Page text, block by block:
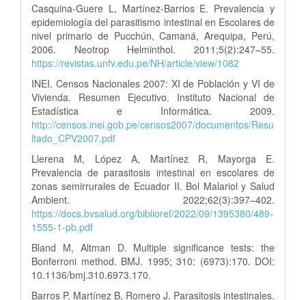
Casquina-Guere L, Martínez-Barrios E. Prevalencia y
epidemiología del parasitismo intestinal en Escolares de
nivel primario de Pucchún, Camaná, Arequipa, Perú,
2006. Neotrop Helminthol. 2011;5(2):247–55.
https://revistas.unfv.edu.pe/NH/article/view/1082
INEI. Censos Nacionales 2007: XI de Población y VI de
Vivienda. Resumen Ejecutivo. Instituto Nacional de
Estadística e Informática. 2009.
http://censos.inei.gob.pe/censos2007/documentos/Resu
ltado_CPV2007.pdf
Llerena M, López A, Martínez R, Mayorga E.
Prevalencia de parasitosis intestinal en escolares de
zonas semirrurales de Ecuador II. Bol Malariol y Salud
Ambient. 2022;62(3):397–402.
https://docs.bvsalud.org/biblioref/2022/09/1395380/489-
1555-1-pb.pdf
Bland M, Altman D. Multiple significance tests: the
Bonferroni method. BMJ. 1995; 310: (6973):170. DOI:
10.1136/bmj.310.6973.170.
Barros P, Martínez B, Romero J. Parasitosis intestinales.